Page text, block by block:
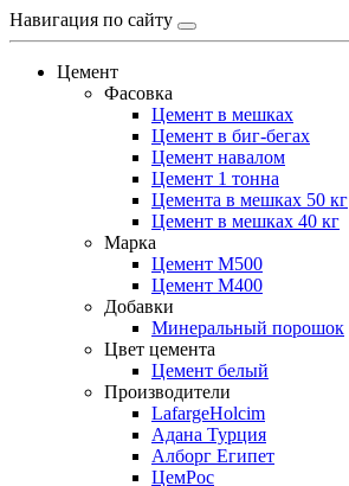
Навигация по сайту
Цемент
Фасовка
Цемент в мешках
Цемент в биг-бегах
Цемент навалом
Цемент 1 тонна
Цемента в мешках 50 кг
Цемент в мешках 40 кг
Марка
Цемент М500
Цемент М400
Добавки
Минеральный порошок
Цвет цемента
Цемент белый
Производители
LafargeHolcim
Адана Турция
Алборг Египет
ЦемРос